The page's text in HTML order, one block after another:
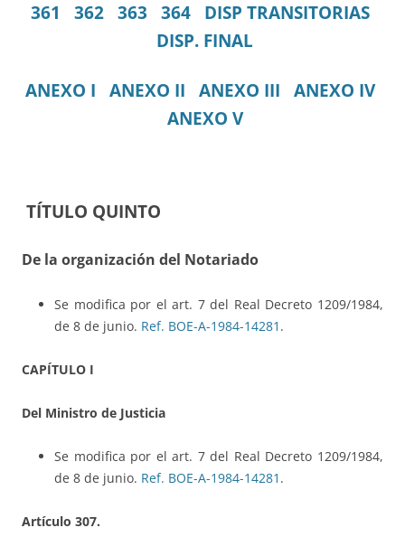
361 362 363 364
DISP TRANSITORIAS
DISP. FINAL
ANEXO I ANEXO II ANEXO III
ANEXO IV
ANEXO V
TÍTULO QUINTO
De la organización del Notariado
Se modifica por el art. 7 del Real Decreto 1209/1984,
de 8 de junio. Ref. BOE-A-1984-14281 .
CAPÍTULO I
Del Ministro de Justicia
Se modifica por el art. 7 del Real Decreto 1209/1984,
de 8 de junio. Ref. BOE-A-1984-14281 .
Artículo 307.